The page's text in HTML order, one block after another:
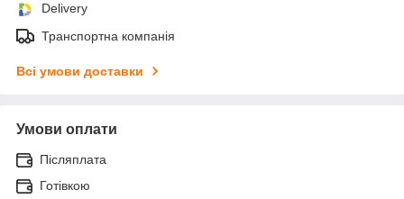
Delivery
Транспортна компанія
Всі умови доставки
Умови оплати
Післяплата
Готівкою